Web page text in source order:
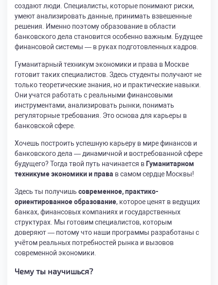
создают люди. Специалисты, которые понимают риски,
умеют анализировать данные, принимать взвешенные
решения. Именно поэтому образование в области
банковского дела становится особенно важным. Будущее
финансовой системы — в руках подготовленных кадров.
Гуманитарный техникум экономики и права в Москве
готовит таких специалистов. Здесь студенты получают не
только теоретические знания, но и практические навыки.
Они учатся работать с реальными финансовыми
инструментами, анализировать рынки, понимать
регуляторные требования. Это основа для карьеры в
банковской сфере.
Хочешь построить успешную карьеру в мире финансов и
банковского дела — динамичной и востребованной сфере
будущего? Тогда твой путь начинается в Гуманитарном
техникуме экономики и права в самом сердце Москвы!
Здесь ты получишь современное, практико-
ориентированное образование, которое ценят в ведущих
банках, финансовых компаниях и государственных
структурах. Мы готовим специалистов, которым
доверяют — потому что наши программы разработаны с
учётом реальных потребностей рынка и вызовов
современной экономики.
Чему ты научишься?